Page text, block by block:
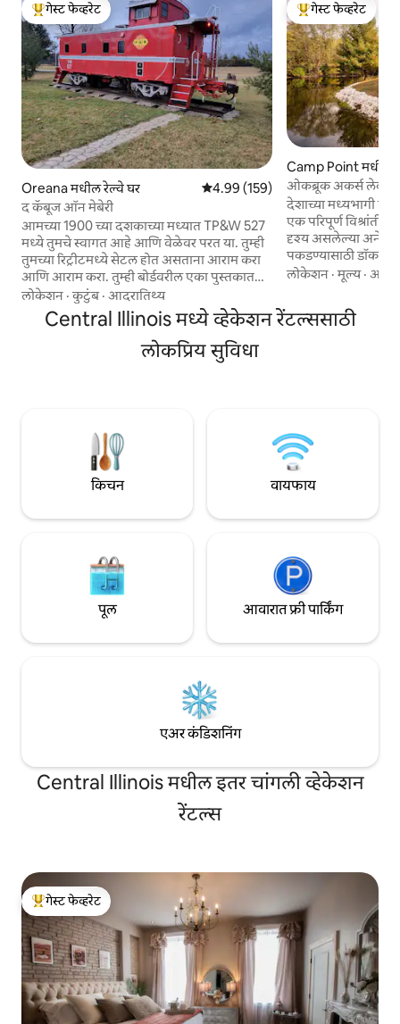
टॉप गेस्ट फेव्हरेट
गेस्ट फेव्हरेट
Oreana मधील रेल्वे घर 5 पैकी 4.99 सरासरी रेटिंग, 159 रिव्ह्यूज
4.99 (159)
द कॅबूज ऑन मेबेरी
आमच्या 1900 च्या दशकाच्या मध्यात TP&W 527
मध्ये तुमचे स्वागत आहे आणि वेळेवर परत या. तुम्ही
तुमच्या रिट्रीटमध्ये सेटल होत असताना आराम करा
आणि आराम करा. तुम्ही बोर्डवरील एका पुस्तकात
ब्राऊझ करत असताना किंवा तुमच्या डायनेटमध्ये
बसून बोर्ड गेमचा आनंद घेत असताना कपालोमधील
दृश्याचा आनंद घ्या. तुमच्या स्वतःच्या खाजगी फायर
पिटभोवती असलेल्या ॲडिरॉन्डॅक खुर्च्यांपैकी
एकामध्ये परत बसा आणि s'ores चा आनंद घ्या
ही अनोखी आणि रोमँटिक सुटका आवडेल!
लोकेशन ·कुटुंब· आदरातिथ्य
टॉप गेस्ट फेव्हरेट
गेस्ट फेव्हरेट
Camp Point मधील
ओकब्रूक अकर्स
देशाच्या मध्यभागी
एक परिपूर्ण
दृश्य असलेल्या अनेक
पकडण्यासाठी
दगडी फायर पिटवर
आमच्या छत असलेल्या
संध्याकाळ घालवा.
सुसज्ज असलेल्या
लोकेशन ·मूल्य·
Central Illinois मध्ये व्हेकेशन रेंटल्ससाठी
लोकप्रिय सुविधा
किचन वायफाय
पूल आवारात फ्री पार्किंग
एअर कंडिशनिंग
Central Illinois मधील इतर चांगली व्हेकेशन
रेंटल्स
टॉप गेस्ट फेव्हरेट
गेस्ट फेव्हरेट